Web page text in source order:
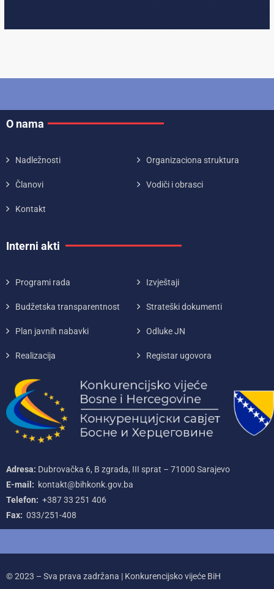
O nama
Nadležnosti Organizaciona struktura
Članovi Vodiči i obrasci
Kontakt
Interni akti
Programi rada Izvještaji
Budžetska transparentnost Strateški dokumenti
Plan javnih nabavki Odluke JN
Realizacija Registar ugovora
Adresa: Dubrovačka 6, B zgrada, III sprat – 71000‌ Sarajevo
E-mail: kontakt@bihkonk.gov.ba
Telefon: +387‌ 33‌ 251‌ 406
Fax: 033/251-408
© 2023 – Sva prava zadržana | Konkurencijsko vijeće BiH